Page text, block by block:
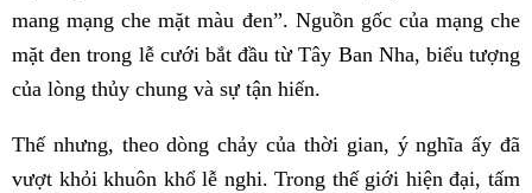
mang mạng che mặt màu đen”. Nguồn gốc của mạng che
mặt đen trong lễ cưới bắt đầu từ Tây Ban Nha, biểu tượng
của lòng thủy chung và sự tận hiến.
Thế nhưng, theo dòng chảy của thời gian, ý nghĩa ấy đã
vượt khỏi khuôn khổ lễ nghi. Trong thế giới hiện đại, tấm